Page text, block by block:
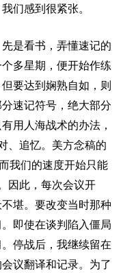
们感到很紧张。
是看书，弄懂速记的
多星期，便开始作练
要达到娴熟自如，则
速记符号，绝大部分
用人海战术的办法，
、追忆。美方念稿的
我们的速度开始只能
因此，每次会议开
堪。要改变当时那种
即使在谈判陷入僵局
停战后，我继续留在
议翻译和记录。为了